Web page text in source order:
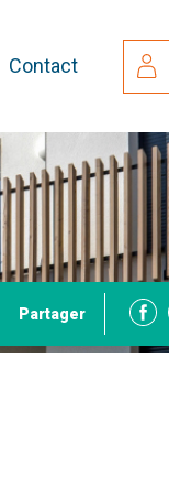
Contact
Partager